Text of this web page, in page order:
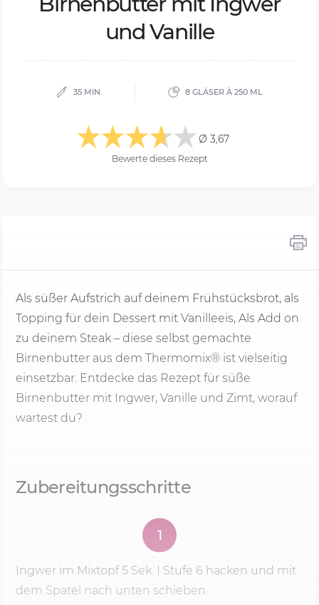
und Va­nil­le
35 MIN. 8 GLÄSER À 250 ML
Ø 3,67
Bewerte dieses Rezept
Als süßer Aufstrich auf deinem Frühstücksbrot, als
Topping für dein Dessert mit Vanilleeis, Als Add on
zu deinem Steak – diese selbst gemachte
Birnenbutter aus dem Thermomix® ist vielseitig
einsetzbar. Entdecke das Rezept für süße
Birnenbutter mit Ingwer, Vanille und Zimt, worauf
wartest du?
Zubereitungsschritte
1
Ingwer im Mixtopf5 Sek. Stufe 6 hacken und mit
dem Spatel nach unten schieben.